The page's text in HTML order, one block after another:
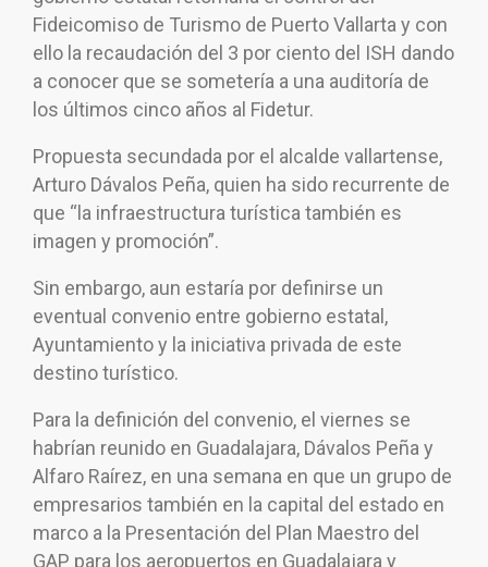
Fideicomiso de Turismo de Puerto Vallarta y con
ello la recaudación del 3 por ciento del ISH dando
a conocer que se sometería a una auditoría de
los últimos cinco años al Fidetur.
Propuesta secundada por el alcalde vallartense,
Arturo Dávalos Peña, quien ha sido recurrente de
que “la infraestructura turística también es
imagen y promoción”.
Sin embargo, aun estaría por definirse un
eventual convenio entre gobierno estatal,
Ayuntamiento y la iniciativa privada de este
destino turístico.
Para la definición del convenio, el viernes se
habrían reunido en Guadalajara, Dávalos Peña y
Alfaro Raírez, en una semana en que un grupo de
empresarios también en la capital del estado en
marco a la Presentación del Plan Maestro del
GAP para los aeropuertos en Guadalajara y